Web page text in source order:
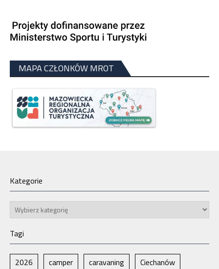
MAPA CZŁONKÓW MROT
Kategorie
Kategorie
Tagi
2026 camper caravaning
Ciechanów